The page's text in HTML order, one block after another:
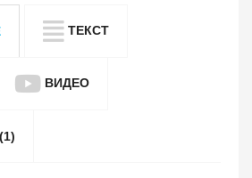
ТЕКСТ
ВИДЕО